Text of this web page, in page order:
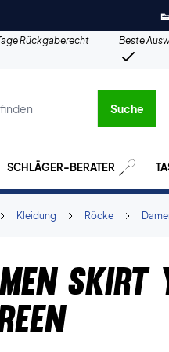
Rückgaberecht Beste
usw.
Suche
SCHLÄGER-BERATER
Röcke
Kleidung
Skirt